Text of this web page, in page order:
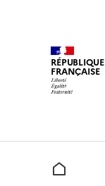
RÉPUBLIQUE
FRANÇAISE
Accueil